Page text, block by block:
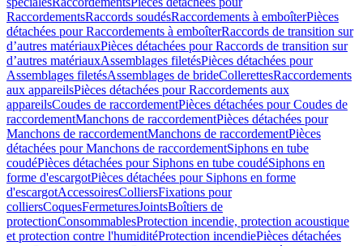
RaccordementsRaccords soudésRaccordements à emboîterPièces
détachées pour Raccordements à emboîterRaccords de transition sur
d’autres matériauxPièces détachées pour Raccords de transition sur
d’autres matériauxAssemblages filetésPièces détachées pour
Assemblages filetésAssemblages de brideCollerettesRaccordements
aux appareilsPièces détachées pour Raccordements aux
appareilsCoudes de raccordementPièces détachées pour Coudes de
raccordementManchons de raccordementPièces détachées pour
Manchons de raccordementManchons de raccordementPièces
détachées pour Manchons de raccordementSiphons en tube
coudéPièces détachées pour Siphons en tube coudéSiphons en
forme d'escargotPièces détachées pour Siphons en forme
d'escargotAccessoiresColliersFixations pour
colliersCoquesFermeturesJointsBoîtiers de
protectionConsommablesProtection incendie, protection acoustique
et protection contre l'humiditéProtection incendiePièces détachées